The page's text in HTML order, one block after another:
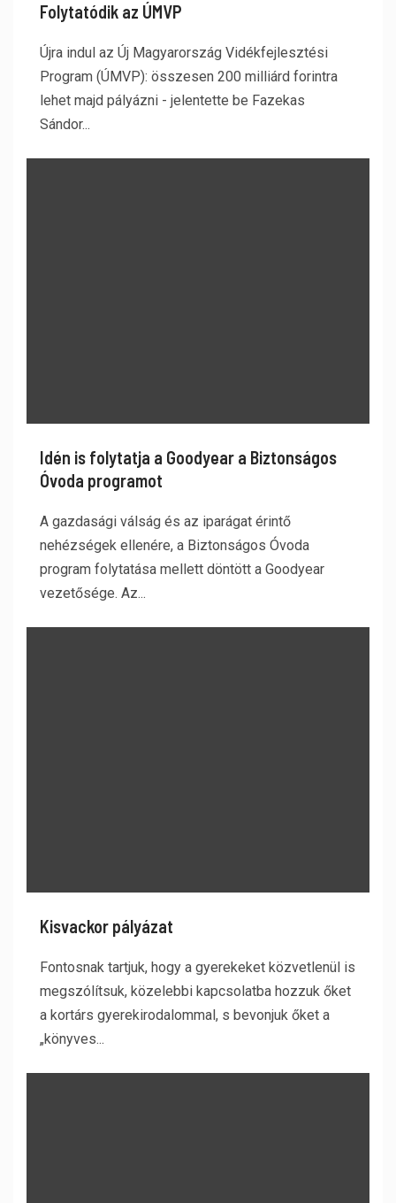
Folytatódik az ÚMVP
Újra indul az Új Magyarország Vidékfejlesztési
Program (ÚMVP): összesen 200 milliárd forintra
lehet majd pályázni - jelentette be Fazekas
Sándor...
Idén is folytatja a Goodyear a Biztonságos
Óvoda programot
A gazdasági válság és az iparágat érintő
nehézségek ellenére, a Biztonságos Óvoda
program folytatása mellett döntött a Goodyear
vezetősége. Az...
Kisvackor pályázat
Fontosnak tartjuk, hogy a gyerekeket közvetlenül is
megszólítsuk, közelebbi kapcsolatba hozzuk őket
a kortárs gyerekirodalommal, s bevonjuk őket a
„könyves...